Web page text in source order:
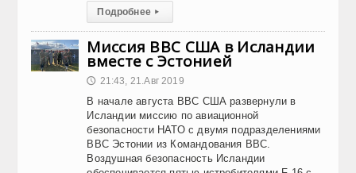
Подробнее ▸
Миссия ВВС США в Исландии
вместе с Эстонией
🕔 21:43, 21.Авг 2019
В начале августа ВВС США развернули в
Исландии миссию по авиационной
безопасности НАТО с двумя подразделениями
ВВС Эстонии из Командования ВВС.
Воздушная безопасность Исландии